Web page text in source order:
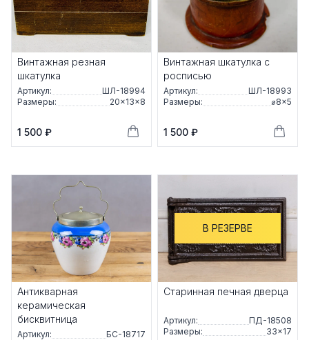
Винтажная резная
шкатулка
Артикул:
ШЛ-18994
Размеры:
20×13×8
1 500 ₽
Винтажная шкатулка с
росписью
Артикул:
ШЛ-18993
Размеры:
⌀8×5
1 500 ₽
Антикварная
керамическая
бисквитница
Артикул: БС-18717
В РЕЗЕРВЕ
Старинная печная дверца
Артикул:
ПД-18508
Размеры:
33×17